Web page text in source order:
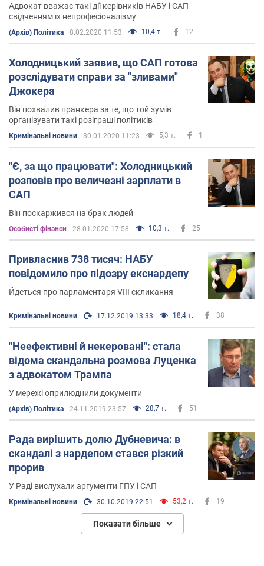
Адвокат вважає такі дії керівників НАБУ і САП
свідченням їх непрофесіоналізму
(Архів) Політика 8.02.2020 11:53 10,4 т. 12
Холодницький заявив, що САП готова
розслідувати справи за "зливами"
Джокера
Він похвалив пранкера за те, що той зумів
організувати такі розіграші політиків
Кримінальні новини 30.01.2020 11:23 5,3 т. 1
"Є, за що працювати": Холодницький
розповів про величезні зарплати в
САП
Він поскаржився на брак людей
Особисті фінанси 28.01.2020 17:58 10,3 т. 25
Привласнив 738 тисяч: НАБУ
повідомило про підозру екснардепу
Йдеться про парламентаря VIII скликання
Кримінальні новини 17.12.2019 13:33 18,4 т. 38
"Неефективні й некеровані": стала
відома скандальна розмова Луценка
з адвокатом Трампа
У мережі оприлюднили документи
(Архів) Політика 24.11.2019 23:57 28,7 т. 51
Рада вирішить долю Дубневича: в
скандалі з нардепом стався різкий
прорив
У Раді вислухали аргументи ГПУ і САП
Кримінальні новини 30.10.2019 22:51 53,2 т. 19
Показати більше